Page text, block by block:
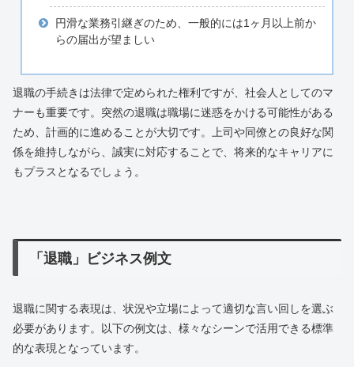
円滑な業務引継ぎのため、一般的には1ヶ月以上前か
らの届出が望ましい
退職の手続きは法律で定められた権利ですが、社会人としてのマ
ナーも重要です。突然の退職は職場に迷惑をかける可能性がある
ため、計画的に進めることが大切です。上司や同僚との良好な関
係を維持しながら、誠実に対応することで、将来的なキャリアに
もプラスとなるでしょう。
「退職」ビジネス例文
退職に関する表現は、状況や立場によって適切な言い回しを選ぶ
必要があります。以下の例文は、様々なシーンで活用できる標準
的な表現となっています。